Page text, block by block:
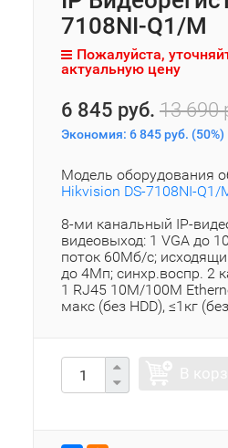
7108NI-Q1/M
Пожалуйста,
актуальную цену
6 845 руб. 13 690
Экономия: 6 845 руб. (50%)
Модель оборудования
Hikvision DS-7108NI-Q1/
8-ми канальный IP-
видеовыход: 1 VGA до
поток 60Мб/с;
до 4Мп; синхр.воспр. 2
1 RJ45 10M/100M
макс (без HDD), ≤1кг